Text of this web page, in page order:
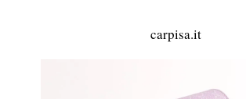
carpisa.it